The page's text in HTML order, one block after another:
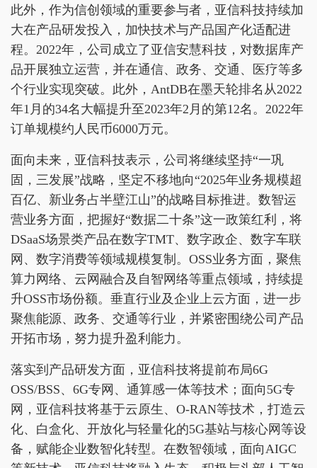
此外，作为信创领域的重要参与者，亚信科技持续加
大在产品研发投入，加快技术与产品国产化适配进
程。2022年，公司成立了亚信安慧科技，对数据库产
品开展独立运营，并在通信、政务、交通、医疗等多
个行业实现突破。此外，AntDB在墨天轮排名从2022
年1月的34名大幅提升至2023年2月的第12名。2022年
订单规模约人民币6000万元。
面向未来，亚信科技表示，公司将继续坚持“一巩
固，三发展”战略，坚定不移地向“2025年业务规模超
百亿、新业务占半壁江山”的战略目标推进。数智运
营业务方面，把握好“数据二十条”这一政策红利，将
DSaaS场景类产品在数字TMT、数字政企、数字车联
网、数字消费等领域规模复制。OSS业务方面，聚焦
算力网络、云网融合及自智网络等重点领域，持续提
升OSS市场份额。垂直行业及企业上云方面，进一步
聚焦能源、政务、交通等行业，并紧密围绕公司产品
开拓市场，努力提升盈利能力。
落实到产品研发方面，亚信科技将提前布局6G
OSS/BSS、6G专网、通算感一体等技术；面向5G专
网，亚信科技将基于云原生、O-RAN等技术，打造云
化、白盒化、开放化与轻量化的5G基站与核心网等设
备，赋能企业数智化转型。在数智领域，面向AIGC